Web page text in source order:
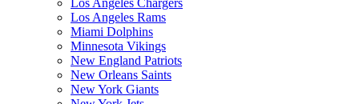
Los Angeles Rams
Miami Dolphins
Minnesota Vikings
New England Patriots
New Orleans Saints
New York Giants